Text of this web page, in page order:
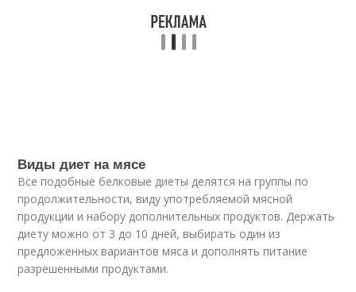
Виды диет на мясе
Все подобные белковые диеты делятся на группы по
продолжительности, виду употребляемой мясной
продукции и набору дополнительных продуктов. Держать
диету можно от 3 до 10 дней, выбирать один из
предложенных вариантов мяса и дополнять питание
разрешенными продуктами.